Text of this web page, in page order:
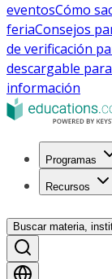
eventosCómo
feriaConsejos
de verificación
descargable
información
Programas
Recursos
Buscar materia,